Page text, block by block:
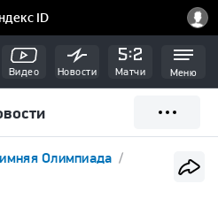
Видео Новости Матчи Меню
Олимпиада